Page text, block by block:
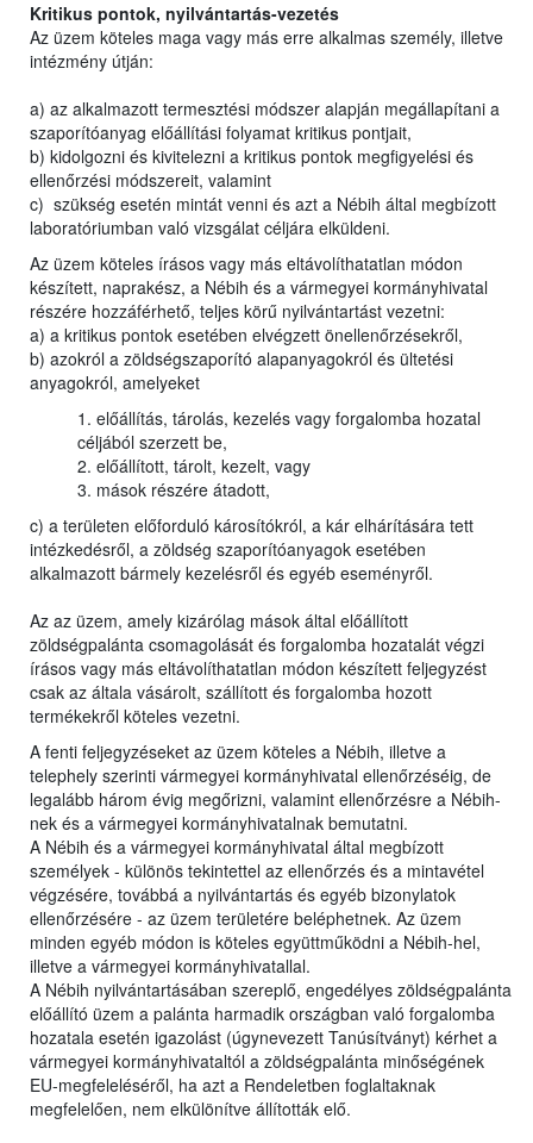
Kritikus pontok, nyilvántartás-vezetés
Az üzem köteles maga vagy más erre alkalmas személy, illetve
intézmény útján:
a) az alkalmazott termesztési módszer alapján megállapítani a
szaporítóanyag előállítási folyamat kritikus pontjait,
b) kidolgozni és kivitelezni a kritikus pontok megfigyelési és
ellenőrzési módszereit, valamint
c) szükség esetén mintát venni és azt a Nébih által megbízott
laboratóriumban való vizsgálat céljára elküldeni.
Az üzem köteles írásos vagy más eltávolíthatatlan módon
készített, naprakész, a Nébih és a vármegyei kormányhivatal
részére hozzáférhető, teljes körű nyilvántartást vezetni:
a) a kritikus pontok esetében elvégzett önellenőrzésekről,
b) azokról a zöldségszaporító alapanyagokról és ültetési
anyagokról, amelyeket
1. előállítás, tárolás, kezelés vagy forgalomba hozatal
céljából szerzett be,
2. előállított, tárolt, kezelt, vagy
3. mások részére átadott,
c) a területen előforduló károsítókról, a kár elhárítására tett
intézkedésről, a zöldség szaporítóanyagok esetében
alkalmazott bármely kezelésről és egyéb eseményről.
Az az üzem, amely kizárólag mások által előállított
zöldségpalánta csomagolását és forgalomba hozatalát végzi
írásos vagy más eltávolíthatatlan módon készített feljegyzést
csak az általa vásárolt, szállított és forgalomba hozott
termékekről köteles vezetni.
A fenti feljegyzéseket az üzem köteles a Nébih, illetve a
telephely szerinti vármegyei kormányhivatal ellenőrzéséig, de
legalább három évig megőrizni, valamint ellenőrzésre a Nébih-
nek és a vármegyei kormányhivatalnak bemutatni.
A Nébih és a vármegyei kormányhivatal által megbízott
személyek - különös tekintettel az ellenőrzés és a mintavétel
végzésére, továbbá a nyilvántartás és egyéb bizonylatok
ellenőrzésére - az üzem területére beléphetnek. Az üzem
minden egyéb módon is köteles együttműködni a Nébih-hel,
illetve a vármegyei kormányhivatallal.
A Nébih nyilvántartásában szereplő, engedélyes zöldségpalánta
előállító üzem a palánta harmadik országban való forgalomba
hozatala esetén igazolást (úgynevezett Tanúsítványt) kérhet a
vármegyei kormányhivataltól a zöldségpalánta minőségének
EU-megfeleléséről, ha azt a Rendeletben foglaltaknak
megfelelően, nem elkülönítve állították elő.